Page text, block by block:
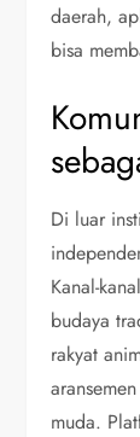
daerah,
bisa
Di luar
Kanal-
budaya
rakyat
muda.